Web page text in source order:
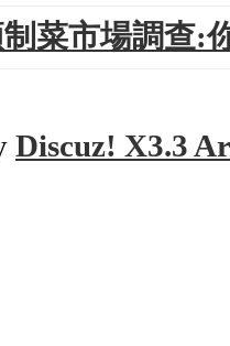
菜市場調查:
Discuz! X3.3